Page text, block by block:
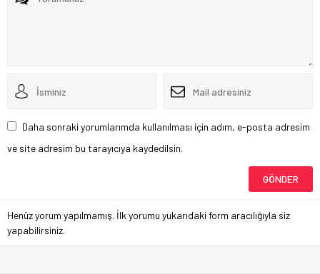
Daha sonraki yorumlarımda kullanılması için adım, e-posta adresim
ve site adresim bu tarayıcıya kaydedilsin.
Henüz yorum yapılmamış. İlk yorumu yukarıdaki form aracılığıyla siz
yapabilirsiniz.